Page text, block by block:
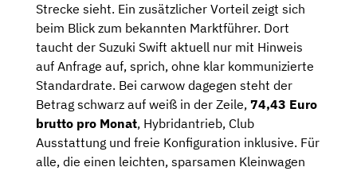
Strecke sieht. Ein zusätzlicher Vorteil zeigt sich
beim Blick zum bekannten Marktführer. Dort
taucht der Suzuki Swift aktuell nur mit Hinweis
auf Anfrage auf, sprich, ohne klar kommunizierte
Standardrate. Bei carwow dagegen steht der
Betrag schwarz auf weiß in der Zeile, 74,43 Euro
brutto pro Monat, Hybridantrieb, Club
Ausstattung und freie Konfiguration inklusive. Für
alle, die einen leichten, sparsamen Kleinwagen